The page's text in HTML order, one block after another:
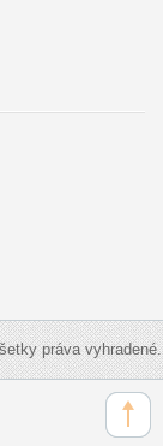
práva vyhradené.